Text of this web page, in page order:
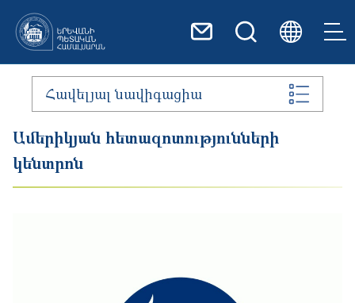
Հավելյալ նավիգացիա
Ամերիկյան հետազոտությունների
կենտրոն